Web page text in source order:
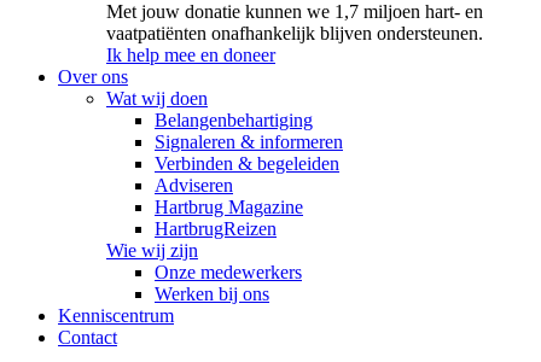
Met jouw donatie kunnen we 1,7 miljoen hart- en
vaatpatiënten onafhankelijk blijven ondersteunen.
Ik help mee en doneer
Over ons
Wat wij doen
Belangenbehartiging
Signaleren & informeren
Verbinden & begeleiden
Adviseren
Hartbrug Magazine
HartbrugReizen
Wie wij zijn
Onze medewerkers
Werken bij ons
Kenniscentrum
Contact